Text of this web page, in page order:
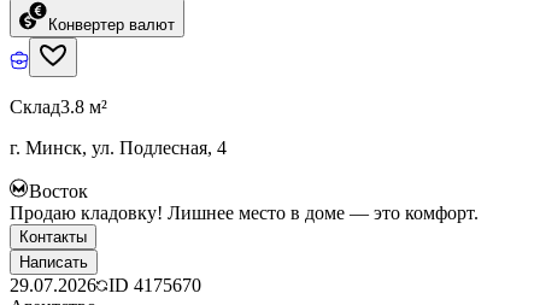
Конвертер валют
Склад3.8 м²
г. Минск, ул. Подлесная, 4
Восток
Продаю кладовку! Лишнее место в доме — это комфорт.
Контакты
Написать
29.07.2026 ID 4175670